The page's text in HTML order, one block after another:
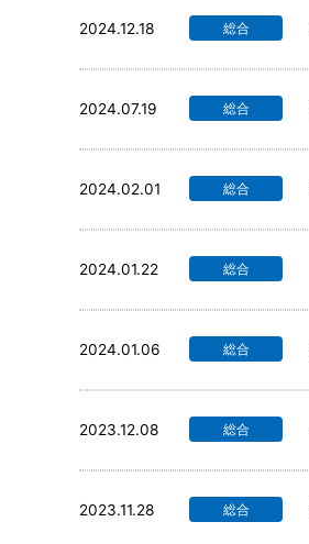
2024.12.18 総合
2024.07.19 総合
2024.02.01 総合
2024.01.22 総合
2024.01.06 総合
2023.12.08 総合
2023.11.28 総合